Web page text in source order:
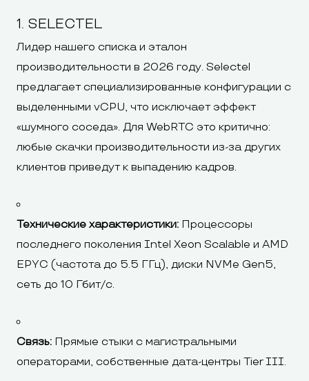
1. SELECTEL
Лидер нашего списка и эталон
производительности в 2026 году. Selectel
предлагает специализированные конфигурации с
выделенными vCPU, что исключает эффект
«шумного соседа». Для WebRTC это критично:
любые скачки производительности из-за других
клиентов приведут к выпадению кадров.
Технические характеристики: Процессоры
последнего поколения Intel Xeon Scalable и AMD
EPYC (частота до 5.5 ГГц), диски NVMe Gen5,
сеть до 10 Гбит/с.
Связь: Прямые стыки с магистральными
операторами, собственные дата-центры Tier III.